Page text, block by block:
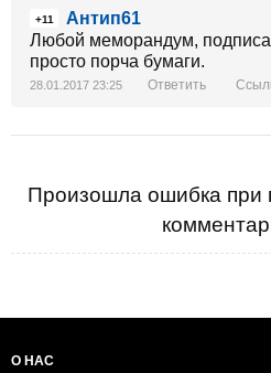
+11
Антип61
Любой меморандум,
просто порча бумаги.
28.01.2017 23:25 Ответить
Произошла ошибка при
О НАС